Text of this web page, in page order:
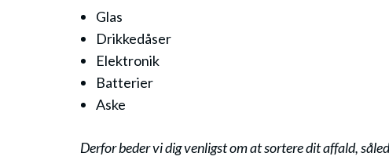
Glas
Drikkedåser
Elektronik
Batterier
Aske
Derfor beder vi dig venligst om at sortere dit affald,